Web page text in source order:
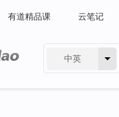
有道精品课 云笔记
中英